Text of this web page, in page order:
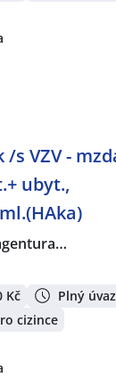
s VZV -
ubyt.,
Kč
Plný
cizince